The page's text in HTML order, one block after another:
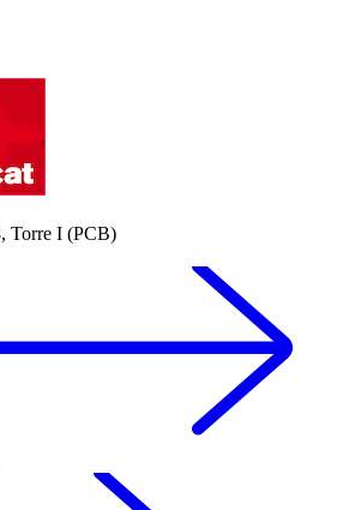
Torre I (PCB)